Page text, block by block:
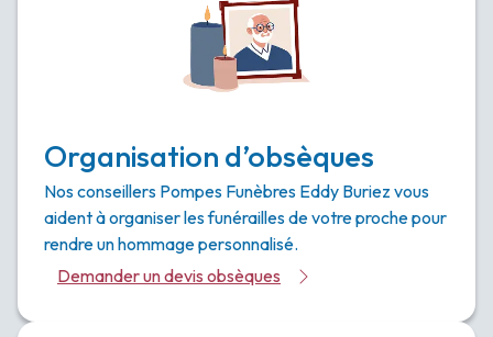
Organisation d’obsèques
Nos conseillers Pompes Funèbres Eddy Buriez vous
aident à organiser les funérailles de votre proche pour
rendre un hommage personnalisé.
Demander un devis obsèques